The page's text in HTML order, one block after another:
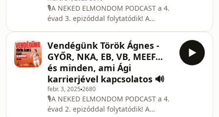
🎙️A NEKED ELMONDOM PODCAST a 4.
évad 3. epizóddal folytatódik! A
Adriánnal: Edzői hivatás megtalálása ,
debreceni kihívások, németországi
váltás , párizsi csoda, különbségek az
eddigi csapatok között edzői szemmel,
erre az idényre vonatkozó feladatok a
Valencianál, következő lépések
edzőként. Tartsatok velünk ebben az
adásban is!
Vendégünk Török Ágnes -
GYŐR, NKA, EB, VB, MEEF...
és minden, ami Ági
karrierjével kapcsolatos 🔊
febr. 3, 2025 2680
🎙️A NEKED ELMONDOM PODCAST a 4.
évad 2. epizóddal folytatódik! A